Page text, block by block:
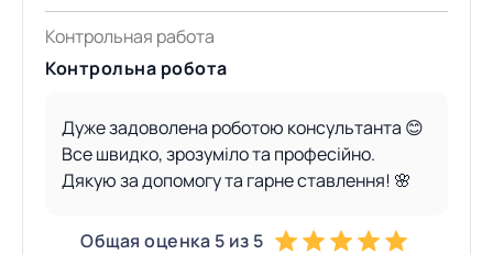
Общая оценка 5 из 5
Контрольная работа
Контрольна робота
Дуже задоволена роботою консультанта 😊
Все швидко, зрозуміло та професійно.
Дякую за допомогу та гарне ставлення! 🌸